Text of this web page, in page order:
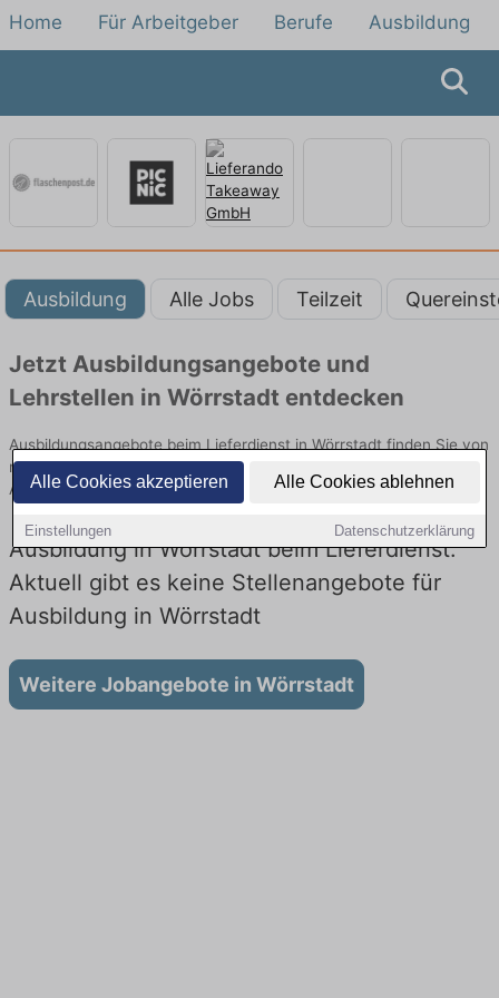
Alle Cookies akzeptieren Alle Cookies ablehnen
Einstellungen Datenschutzerklärung
Home Für Arbeitgeber Berufe Ausbildung
Ausbildung Alle Jobs Teilzeit
Jetzt Ausbildungsangebote und
Lehrstellen in Wörrstadt entdecken
Ausbildungsangebote beim Lieferdienst in Wörrstadt finden Sie von
namhaften Firmen. Entdecken Sie freie Optionen von Top-
Arbeitgebern und bewerben Sie sich noch heute.
Ausbildung in Wörrstadt beim Lieferdienst:
Aktuell gibt es keine Stellenangebote für
Ausbildung in Wörrstadt
Weitere Jobangebote in Wörrstadt